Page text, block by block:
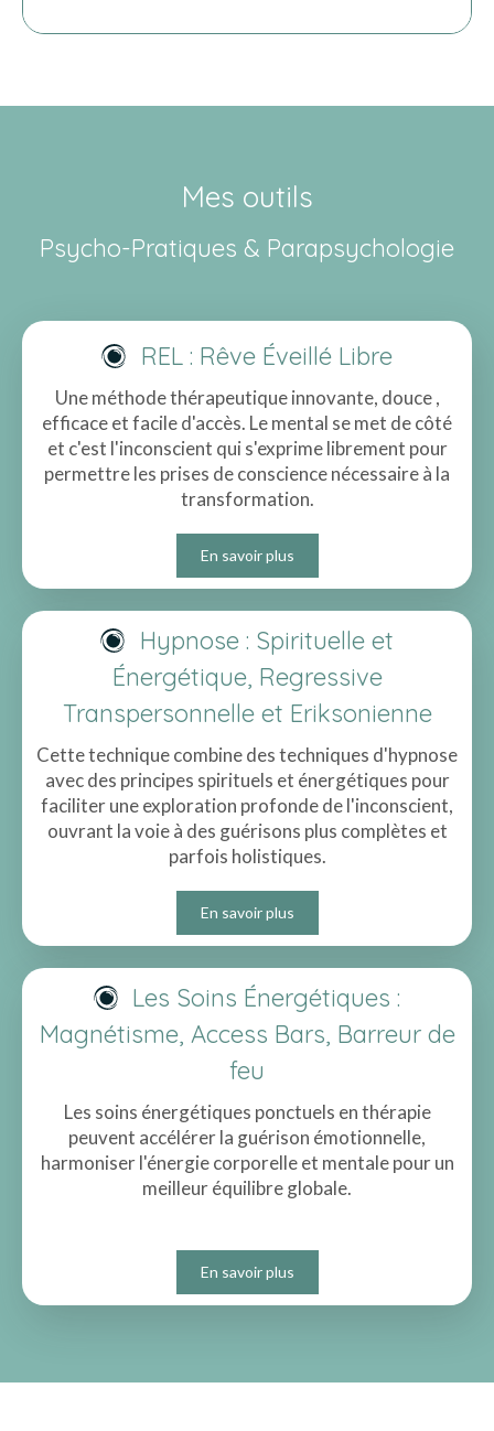
Mes outils
Psycho-Pratiques & Parapsychologie
REL : Rêve Éveillé Libre
Une méthode thérapeutique innovante, douce ,
efficace et facile d'accès. Le mental se met de côté
et c'est l'inconscient qui s'exprime librement pour
permettre les prises de conscience nécessaire à la
transformation.
En savoir plus
Hypnose : Spirituelle et
Énergétique, Regressive
Transpersonnelle et Eriksonienne
Cette technique combine des techniques d'hypnose
avec des principes spirituels et énergétiques pour
faciliter une exploration profonde de l'inconscient,
ouvrant la voie à des guérisons plus complètes et
parfois holistiques.
En savoir plus
Les Soins Énergétiques :
Magnétisme, Access Bars, Barreur de
feu
Les soins énergétiques ponctuels en thérapie
peuvent accélérer la guérison émotionnelle,
harmoniser l'énergie corporelle et mentale pour un
meilleur équilibre globale.
En savoir plus